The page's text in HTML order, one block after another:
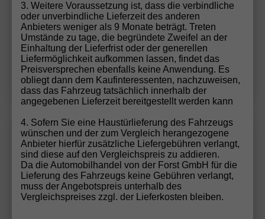
Verbrennungsmotor (ICE), Diesel, Kraftstoffverbrauch
kombiniert 8 l/100km (WLTP), CO₂-Emission kombiniert
210.00 g/km (WLTP), CO₂-Klasse G, Außenfarbe:
Thunder Grau, Zustand, Fahrfähigkeit: fahrtauglich,
Zustand: unfallfrei, Fahrzeugnr.: 74753
Details
Opel Movano Wir rufen Sie an!
PDF-Datei,
Cargo Kastenwagen verblecht L2H1 3.3t 2.2 BlueHDi
140 6-Gang
3. Weitere Voraussetzung ist, dass die verbindliche
oder unverbindliche Lieferzeit des anderen
Anbieters weniger als 9 Monate beträgt. Treten
Umstände zu tage, die begründete Zweifel an der
Einhaltung der Lieferfrist oder der generellen
Liefermöglichkeit aufkommen lassen, findet das
Preisversprechen ebenfalls keine Anwendung. Es
obliegt dann dem Kaufinteressenten, nachzuweisen,
dass das Fahrzeug tatsächlich innerhalb der
angegebenen Lieferzeit bereitgestellt werden kann
4. Sofern Sie eine Haustürlieferung des Fahrzeugs
wünschen und der zum Vergleich herangezogene
Anbieter hierfür zusätzliche Liefergebühren verlangt,
sind diese auf den Vergleichspreis zu addieren.
Da die Automobilhandel von der Forst GmbH für die
Lieferung des Fahrzeugs keine Gebühren verlangt,
muss der Angebotspreis unterhalb des
Vergleichspreises zzgl. der Lieferkosten bleiben.